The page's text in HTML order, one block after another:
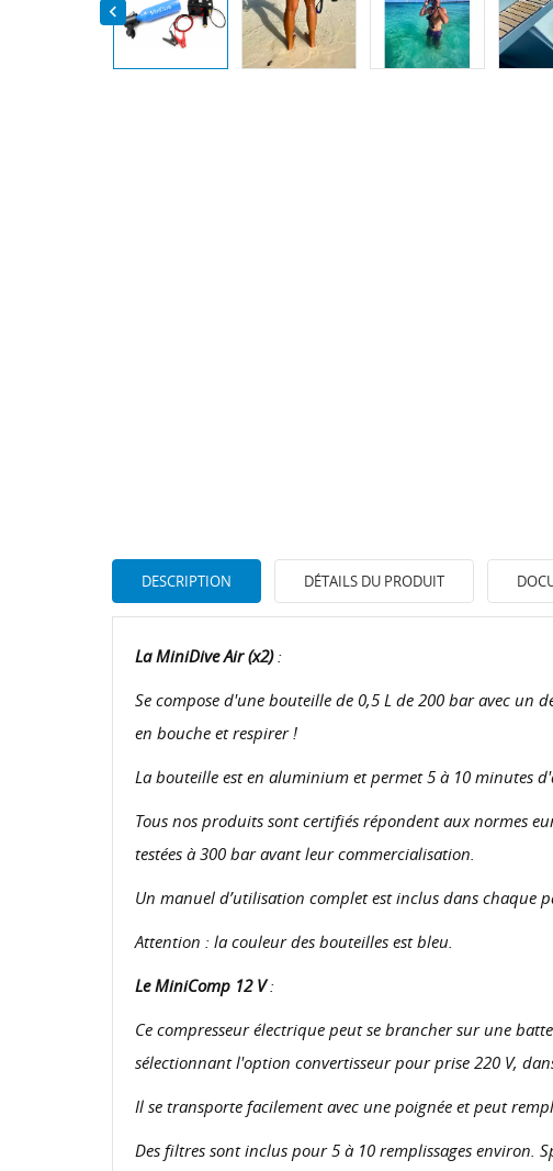

DESCRIPTION DÉTAILS DU PRODUIT
La MiniDive Air (x2):
Se compose d'une bouteille de 0,5 L de 200 bar avec
en bouche et respirer !
La bouteille est en aluminium et permet 5 à 10 minutes
Tous nos produits sont certifiés répondent aux normes
testées à 300 bar avant leur commercialisation.
Un manuel d’utilisation complet est inclus dans chaque
Attention : la couleur des bouteilles est bleu.
Le MiniComp 12 V:
Ce compresseur électrique peut se brancher sur une
sélectionnant l'option convertisseur pour prise 220 V,
Il se transporte facilement avec une poignée et peut
Des filtres sont inclus pour 5 à 10 remplissages environ.